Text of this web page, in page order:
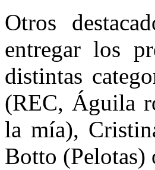
Otros
entregar los
distintas
(REC, Águila
la mía),
Botto (Pelotas)